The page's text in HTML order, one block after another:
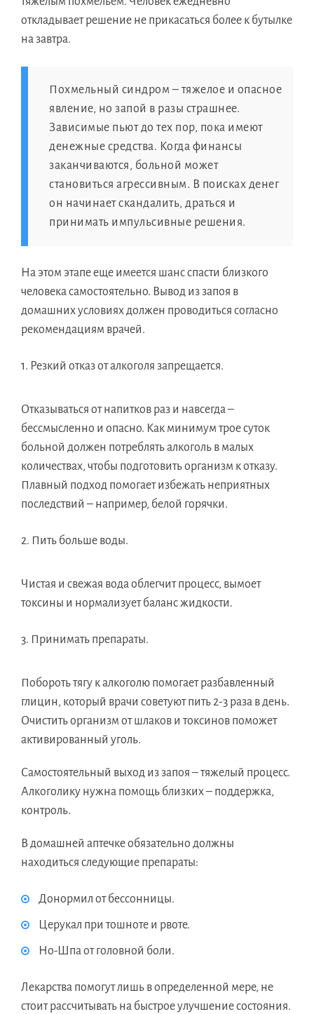
откладывает решение не прикасаться более к бутылке
на завтра.
Похмельный синдром – тяжелое и опасное
явление, но запой в разы страшнее.
Зависимые пьют до тех пор, пока имеют
денежные средства. Когда финансы
заканчиваются, больной может
становиться агрессивным. В поисках денег
он начинает скандалить, драться и
принимать импульсивные решения.
На этом этапе еще имеется шанс спасти близкого
человека самостоятельно. Вывод из запоя в
домашних условиях должен проводиться согласно
рекомендациям врачей.
Резкий отказ от алкоголя запрещается.
Отказываться от напитков раз и навсегда –
бессмысленно и опасно. Как минимум трое суток
больной должен потреблять алкоголь в малых
количествах, чтобы подготовить организм к отказу.
Плавный подход помогает избежать неприятных
последствий – например, белой горячки.
Пить больше воды.
Чистая и свежая вода облегчит процесс, вымоет
токсины и нормализует баланс жидкости.
Принимать препараты.
Побороть тягу к алкоголю помогает разбавленный
глицин, который врачи советуют пить 2-3 раза в день.
Очистить организм от шлаков и токсинов поможет
активированный уголь.
Самостоятельный выход из запоя – тяжелый процесс.
Алкоголику нужна помощь близких – поддержка,
контроль.
В домашней аптечке обязательно должны
находиться следующие препараты:
Донормил от бессонницы.
Церукал при тошноте и рвоте.
Но-Шпа от головной боли.
Лекарства помогут лишь в определенной мере, не
стоит рассчитывать на быстрое улучшение состояния.